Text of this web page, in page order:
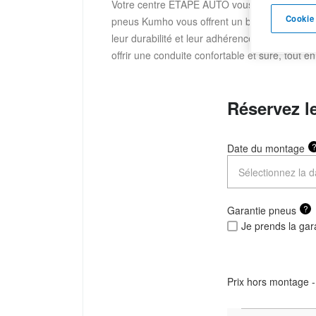
Votre centre ETAPE AUTO vous propose ce
pneus Kumho vous offrent un bon équilibre
leur durabilité et leur adhérence sur
offrir une conduite confortable et sûre, tout
Réservez
Date du montage ?
Garantie pneus ?
Je prends la
Prix hors montage